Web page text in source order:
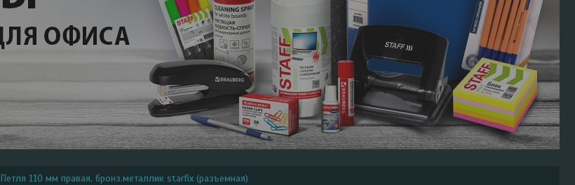
Петля 110 мм правая, бронз.металлик starfix (разъемная)